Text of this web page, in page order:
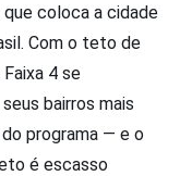
coloca a cidade
Com o teto de
4 se
bairros mais
programa — e o
é escasso